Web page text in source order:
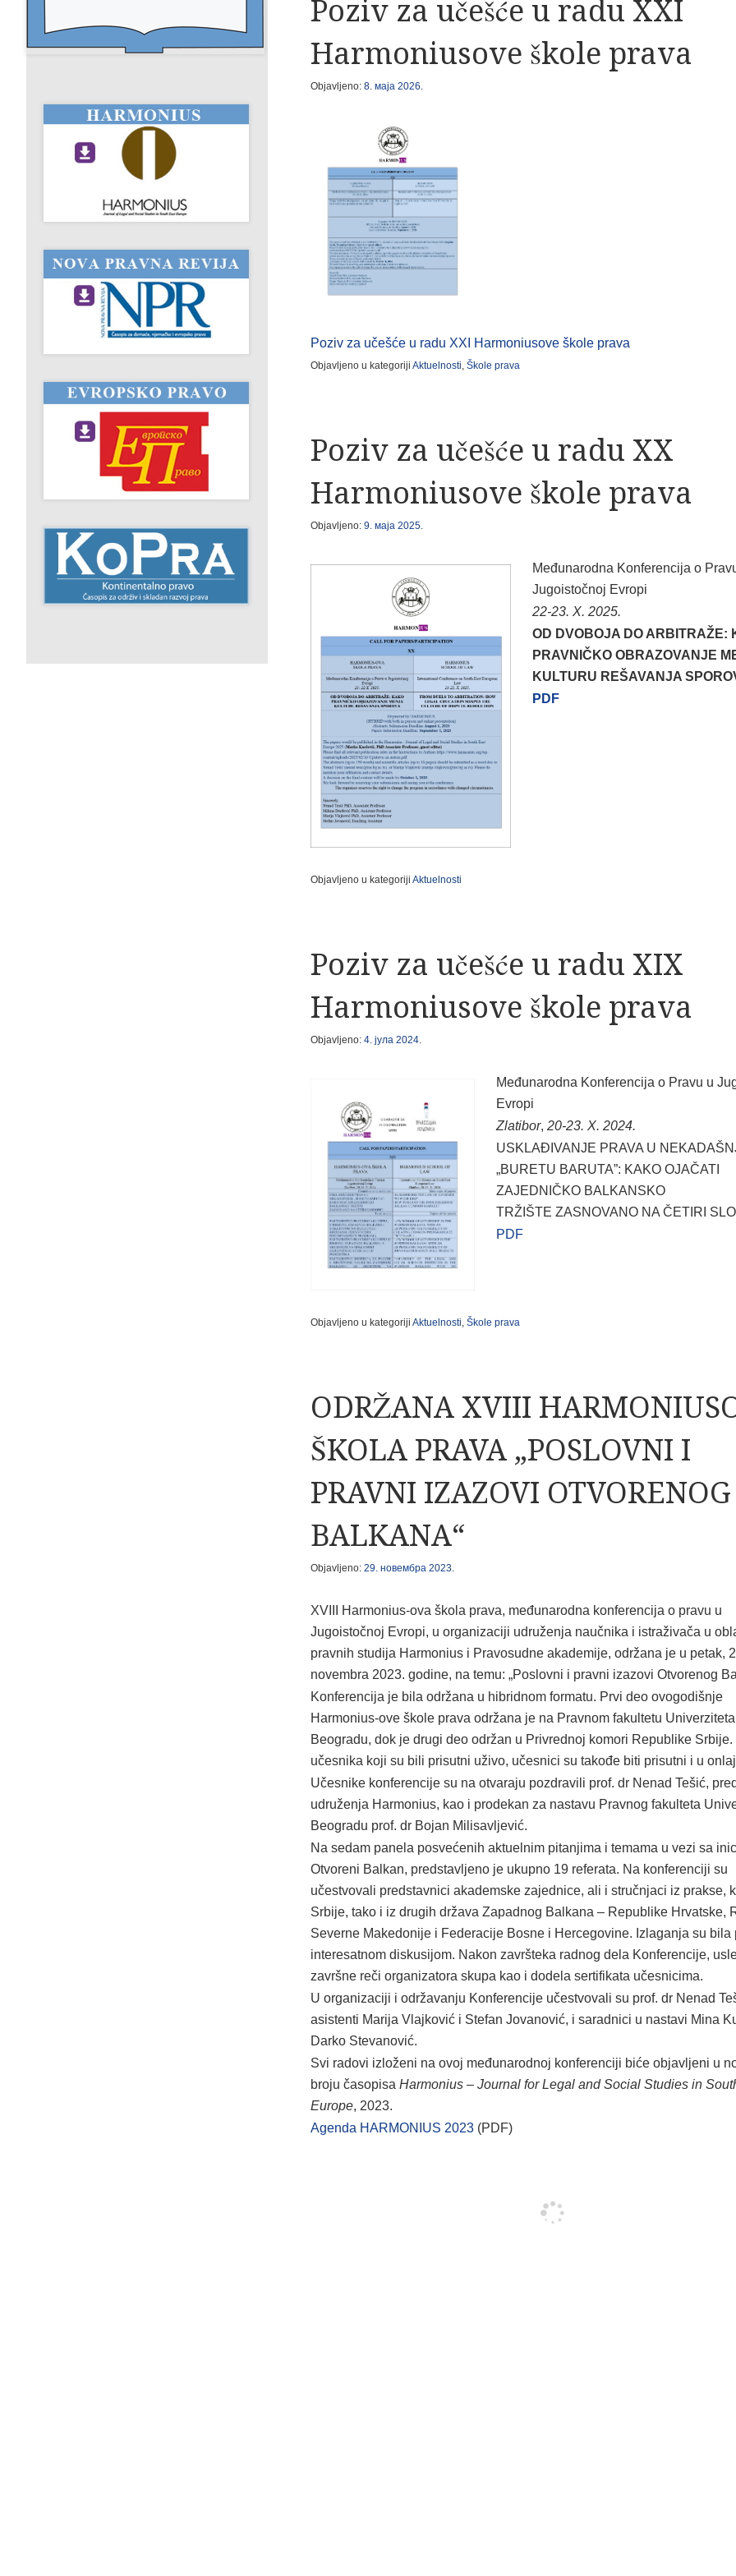
Poziv za učešće u radu XXI
Harmoniusove škole prava
Objavljeno: 8. маја 2026.
Poziv za učešće u radu XXI Harmoniusove škole prava
Objavljeno u kategoriji Aktuelnosti, Škole prava
Poziv za učešće u radu XX
Harmoniusove škole prava
Objavljeno: 9. маја 2025.
Međunarodna Konferencija o
Jugoistočnoj Evropi
22-23. X. 2025.
OD DVOBOJA DO ARBITRAŽE:
PRAVNIČKO OBRAZOVANJE
KULTURU REŠAVANJA
PDF
Objavljeno u kategoriji Aktuelnosti
Poziv za učešće u radu XIX
Harmoniusove škole prava
Objavljeno: 4. јула 2024.
Međunarodna Konferencija o Pravu u
Evropi
Zlatibor, 20-23. X. 2024.
USKLAĐIVANJE PRAVA U
„BURETU BARUTA”: KAKO OJAČATI
ZAJEDNIČKO BALKANSKO
TRŽIŠTE ZASNOVANO NA ČETIRI
PDF
Objavljeno u kategoriji Aktuelnosti, Škole prava
ODRŽANA XVIII
ŠKOLA PRAVA „POSLOVNI I
PRAVNI IZAZOVI OTVORENOG
BALKANA“
Objavljeno: 29. новембра 2023.
XVIII Harmonius-ova škola prava, međunarodna konferencija o pravu u
Jugoistočnoj Evropi, u organizaciji udruženja naučnika i istraživača u
pravnih studija Harmonius i Pravosudne akademije, održana je u petak,
novembra 2023. godine, na temu: „Poslovni i pravni izazovi Otvorenog
Konferencija je bila održana u hibridnom formatu. Prvi deo ovogodišnje
Harmonius-ove škole prava održana je na Pravnom fakultetu
Beogradu, dok je drugi deo održan u Privrednoj komori Republike Srbije.
učesnika koji su bili prisutni uživo, učesnici su takođe biti prisutni i u
Učesnike konferencije su na otvaraju pozdravili prof. dr Nenad Tešić,
udruženja Harmonius, kao i prodekan za nastavu Pravnog fakulteta
Beogradu prof. dr Bojan Milisavljević.
Na sedam panela posvećenih aktuelnim pitanjima i temama u vezi sa
Otvoreni Balkan, predstavljeno je ukupno 19 referata. Na konferenciji su
učestvovali predstavnici akademske zajednice, ali i stručnjaci iz prakse,
Srbije, tako i iz drugih država Zapadnog Balkana – Republike Hrvatske,
Severne Makedonije i Federacije Bosne i Hercegovine. Izlaganja su bila
interesatnom diskusijom. Nakon završteka radnog dela Konferencije,
završne reči organizatora skupa kao i dodela sertifikata učesnicima.
U organizaciji i održavanju Konferencije učestvovali su prof. dr Nenad
asistenti Marija Vlajković i Stefan Jovanović, i saradnici u nastavi Mina
Darko Stevanović.
Svi radovi izloženi na ovoj međunarodnoj konferenciji biće objavljeni u
broju časopisa Harmonius – Journal for Legal and Social Studies in
Europe, 2023.
Agenda HARMONIUS 2023 (PDF)